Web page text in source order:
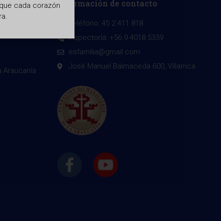
Araucanía
Información de contacto
Teléfono: 45 2 411 818
Inspectoría: +56 9 4018 5339
esfamilia@gmail.com
José Manuel Balmaceda 600, Villarrica
cada corazón